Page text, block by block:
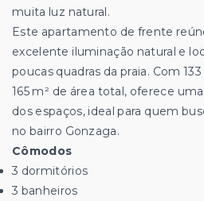
muita luz natural.
Este apartamento de frente
excelente iluminação natural e
poucas quadras da praia. Com
165 m² de área total, oferece
dos espaços, ideal para quem
no bairro Gonzaga.
Cômodos
3 dormitórios
3 banheiros